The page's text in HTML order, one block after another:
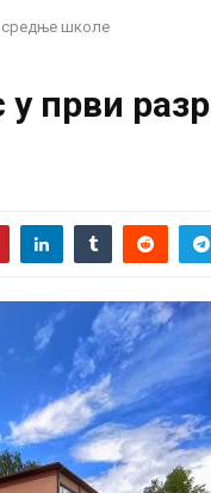
средње школе
у први